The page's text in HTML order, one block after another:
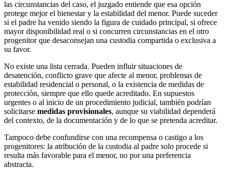
las circunstancias del caso, el juzgado entiende que esa opción
protege mejor el bienestar y la estabilidad del menor. Puede suceder
si el padre ha venido siendo la figura de cuidado principal, si ofrece
mayor disponibilidad real o si concurren circunstancias en el otro
progenitor que desaconsejan una custodia compartida o exclusiva a
su favor.
No existe una lista cerrada. Pueden influir situaciones de
desatención, conflicto grave que afecte al menor, problemas de
estabilidad residencial o personal, o la existencia de medidas de
protección, siempre que ello quede acreditado. En supuestos
urgentes o al inicio de un procedimiento judicial, también podrían
solicitarse medidas provisionales, aunque su viabilidad dependerá
del contexto, de la documentación y de lo que se pretenda acreditar.
Tampoco debe confundirse con una recompensa o castigo a los
progenitores: la atribución de la custodia al padre solo procede si
resulta más favorable para el menor, no por una preferencia
abstracta.